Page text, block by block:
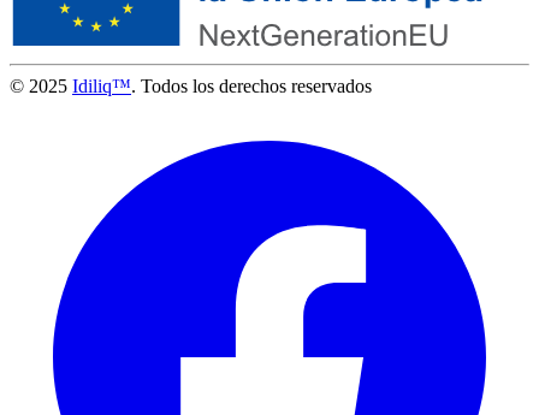
© 2025 Idiliq™. Todos los derechos reservados